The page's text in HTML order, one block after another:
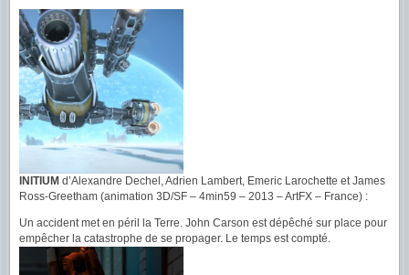
INITIUM d’Alexandre Dechel, Adrien Lambert, Emeric Larochette et James
Ross-Greetham (animation 3D/SF – 4min59 – 2013 – ArtFX – France) :
Un accident met en péril la Terre. John Carson est dépêché sur place pour
empêcher la catastrophe de se propager. Le temps est compté.